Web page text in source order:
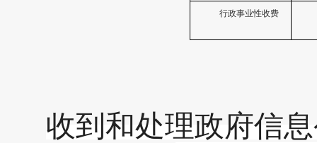
行政事业性收费
收到和处理政府信